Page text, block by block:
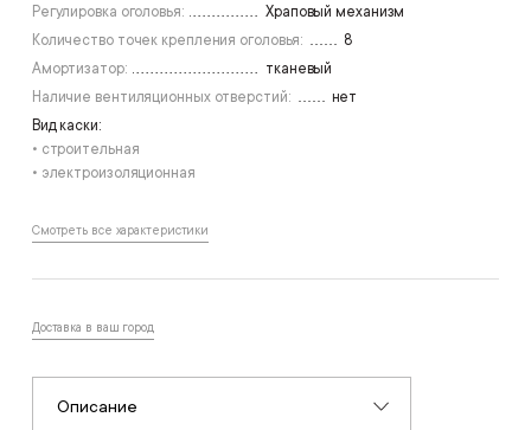
Регулировка оголовья:
Храповый механизм
Количество точек крепления оголовья:
8
Амортизатор:
тканевый
Наличие вентиляционных отверстий:
нет
Вид каски:
• строительная
• электроизоляционная
Смотреть все характеристики
Доставка в ваш город
Описание